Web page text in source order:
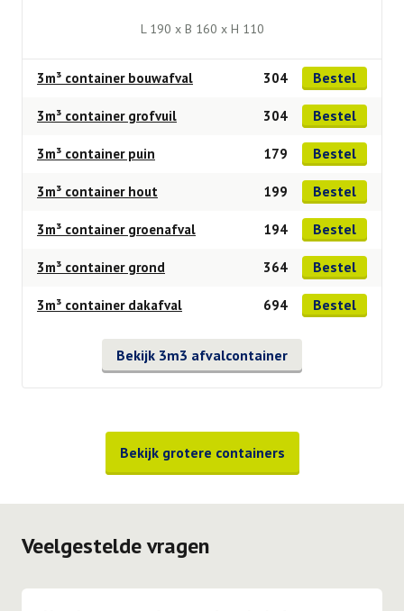
L 190 x B 160 x H 110
3m³ container bouwafval 304 Bestel
3m³ container grofvuil 304 Bestel
3m³ container puin 179 Bestel
3m³ container hout 199 Bestel
3m³ container groenafval 194 Bestel
3m³ container grond 364 Bestel
3m³ container dakafval 694 Bestel
Bekijk 3m3 afvalcontainer
Bekijk grotere containers
Veelgestelde vragen